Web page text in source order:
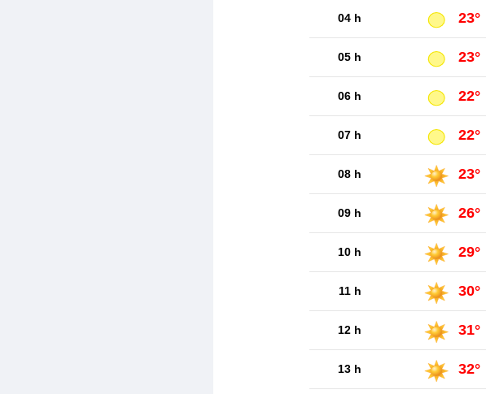
04 h 23°
05 h 23°
06 h 22°
07 h 22°
08 h 23°
09 h 26°
10 h 29°
11 h 30°
12 h 31°
13 h 32°